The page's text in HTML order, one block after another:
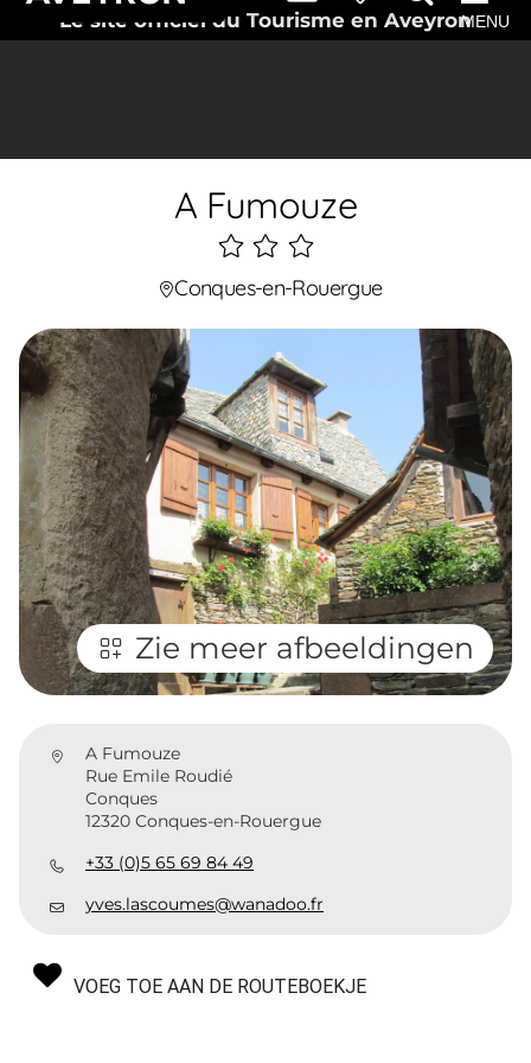
Le site officiel du Tourisme en AveyronMENU
A Fumouze
3
étoiles
Conques-en-Rouergue
Zie meer afbeeldingen
A Fumouze
Rue Emile Roudié
Conques
12320 Conques-en-Rouergue
+33 (0)5 65 69 84 49
yves.lascoumes@wanadoo.fr
VOEG TOE AAN DE ROUTEBOEKJE